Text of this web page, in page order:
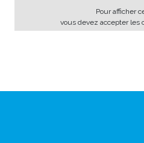
Pour afficher
vous devez accepter les